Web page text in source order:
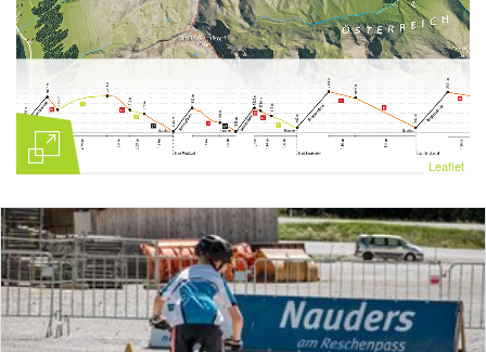
Leaflet